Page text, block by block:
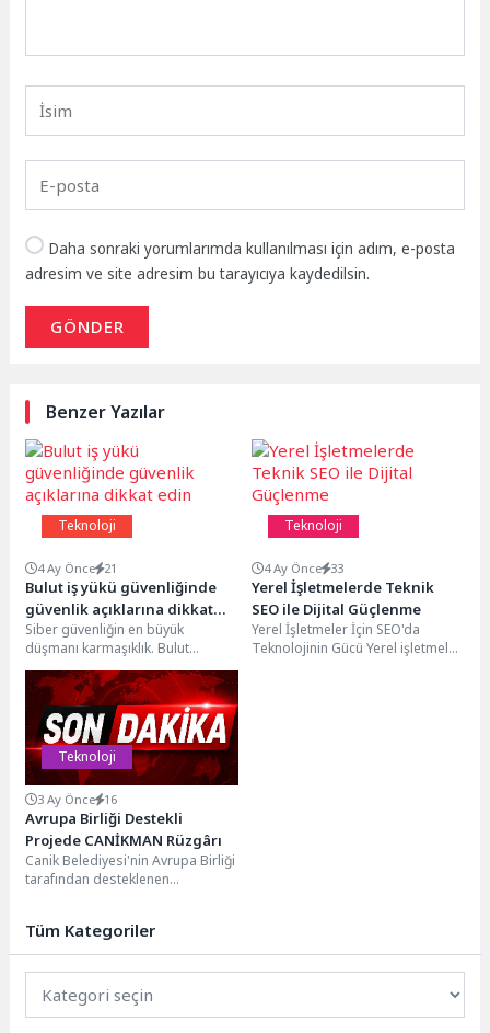
Daha sonraki yorumlarımda kullanılması için adım, e-posta
adresim ve site adresim bu tarayıcıya kaydedilsin.
GÖNDER
Benzer Yazılar
Teknoloji
4 Ay Önce 21
Bulut iş yükü güvenliğinde
güvenlik açıklarına dikkat
edin
Siber güvenliğin en büyük
düşmanı karmaşıklık. Bulut
varlıklarının, özellikle sanal
makinelerin, kolayca devreye
alınabilmesi, bunların...
Teknoloji
4 Ay Önce 33
Yerel İşletmelerde Teknik
SEO ile Dijital Güçlenme
Yerel İşletmeler İçin SEO'da
Teknolojinin Gücü Yerel işletmeler
Teknoloji
3 Ay Önce 16
Avrupa Birliği Destekli
Projede CANİKMAN Rüzgârı
Canik Belediyesi'nin Avrupa Birliği
tarafından desteklenen
Türkiye'nin nüfusa...
Tüm Kategoriler